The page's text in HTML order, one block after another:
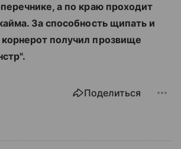
а по краю проходит
За способность щипать и
получил прозвище
Поделиться